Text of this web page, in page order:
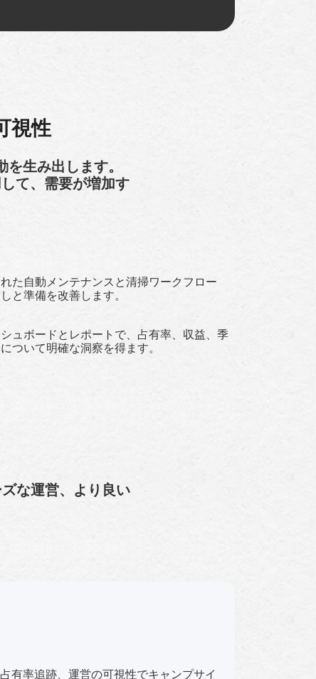
視性
生み出します。
て、需要が増加す
た自動メンテナンスと清掃ワークフロー
と準備を改善します。
ュボードとレポートで、占有率、収益、季
ついて明確な洞察を得ます。
な運営、より良い
有率追跡、運営の可視性でキャンプサイ